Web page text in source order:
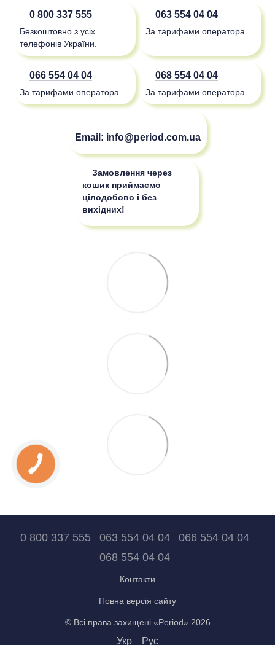
0 800 337 555
Безкоштовно з усіх
телефонів України.
063 554 04 04
За тарифами оператора.
066 554 04 04
За тарифами оператора.
068 554 04 04
За тарифами оператора.
Email: info@period.com.ua
Замовлення через
кошик приймаємо
цілодобово і без
вихідних!
0 800 337 555 063 554 04 04
066 554 04 04
068 554 04 04
Контакти
Повна версія сайту
© Всі права захищені «Period» 2026
Укр Рус